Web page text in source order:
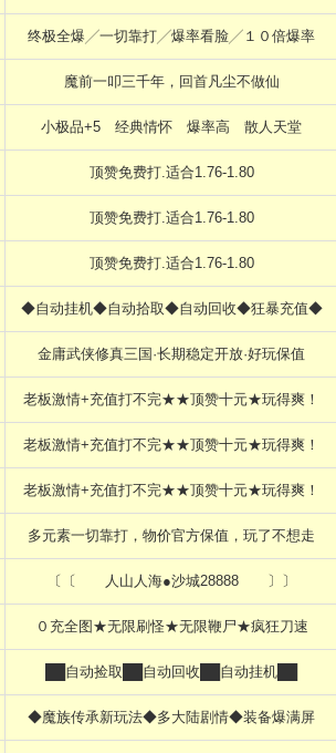
终极全爆╱一切靠打╱爆率看脸╱１０倍爆率
魔前一叩三千年，回首凡尘不做仙
ゞ小极品+5ゞ经典情怀ゞ爆率高ゞ散人天堂ゞ
顶赞免费打.适合1.76-1.80
顶赞免费打.适合1.76-1.80
顶赞免费打.适合1.76-1.80
◆自动挂机◆自动拾取◆自动回收◆狂暴充值◆
金庸武侠修真三国·长期稳定开放·好玩保值
老板激情+充值打不完★★顶赞十元★玩得爽！
老板激情+充值打不完★★顶赞十元★玩得爽！
老板激情+充值打不完★★顶赞十元★玩得爽！
多元素一切靠打，物价官方保值，玩了不想走
〔〔 人山人海●沙城28888 〕〕
０充全图★无限刷怪★无限鞭尸★疯狂刀速
██自动捡取██自动回收██自动挂机██
◆魔族传承新玩法◆多大陆剧情◆装备爆满屏